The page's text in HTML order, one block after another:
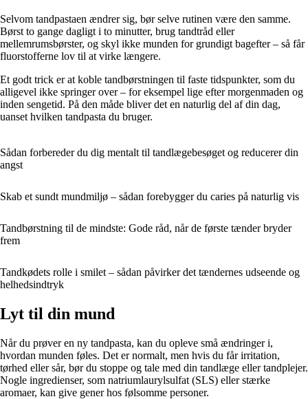
Selvom tandpastaen ændrer sig, bør selve rutinen være den samme.
Børst to gange dagligt i to minutter, brug tandtråd eller
mellemrumsbørster, og skyl ikke munden for grundigt bagefter – så får
fluorstofferne lov til at virke længere.
Et godt trick er at koble tandbørstningen til faste tidspunkter, som du
alligevel ikke springer over – for eksempel lige efter morgenmaden og
inden sengetid. På den måde bliver det en naturlig del af din dag,
uanset hvilken tandpasta du bruger.
Sådan forbereder du dig mentalt til tandlægebesøget og reducerer din
angst
Skab et sundt mundmiljø – sådan forebygger du caries på naturlig vis
Tandbørstning til de mindste: Gode råd, når de første tænder bryder
frem
Tandkødets rolle i smilet – sådan påvirker det tændernes udseende og
helhedsindtryk
Lyt til din mund
Når du prøver en ny tandpasta, kan du opleve små ændringer i,
hvordan munden føles. Det er normalt, men hvis du får irritation,
tørhed eller sår, bør du stoppe og tale med din tandlæge eller tandplejer.
Nogle ingredienser, som natriumlaurylsulfat (SLS) eller stærke
aromaer, kan give gener hos følsomme personer.